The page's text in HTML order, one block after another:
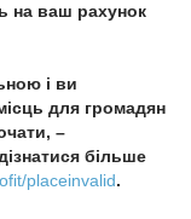
на ваш рахунок
і ви
для громадян
–
більше
placeinvalid.